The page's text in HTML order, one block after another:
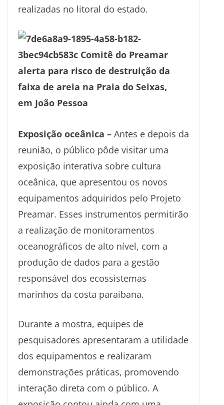
realizadas no litoral do estado.
Exposição oceânica – Antes e depois da
reunião, o público pôde visitar uma
exposição interativa sobre cultura
oceânica, que apresentou os novos
equipamentos adquiridos pelo Projeto
Preamar. Esses instrumentos permitirão
a realização de monitoramentos
oceanográficos de alto nível, com a
produção de dados para a gestão
responsável dos ecossistemas
marinhos da costa paraibana.
Durante a mostra, equipes de
pesquisadores apresentaram a utilidade
dos equipamentos e realizaram
demonstrações práticas, promovendo
interação direta com o público. A